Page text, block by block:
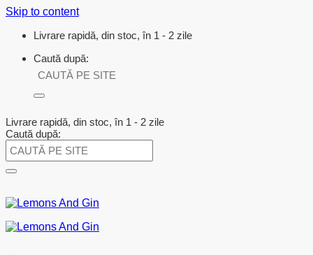
Skip to content
Livrare rapidă, din stoc, în 1 - 2 zile
Caută după:
Livrare rapidă, din stoc, în 1 - 2 zile
Caută după: